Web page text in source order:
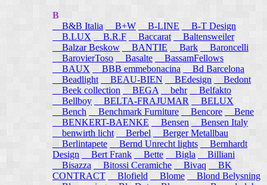
B
B&B Italia
B+W B-LINE
B-T Design
B.LUX
B.R.F Baccarat
Baltensweiler
Balzar Beskow
BANTIE Bark
Baroncelli
BarovierToso
Basalte
BassamFellows
BAUX
BBB emmebonacina
Bd Barcelona
Beadlight
BEAU-BIEN BEdesign
Bedont
Beek collection
BEGA behr
Belfakto
Bellboy
BELTA-FRAJUMAR
BELUX
Bench
Benchmark Furniture Bencore
Bene
BENKERT-BAENKE
Bensen
Bensen Italy
benwirth licht
Berbel
Berger Metallbau
Berlintapete
Bernd Unrecht lights
Bernhardt
Design
Bert Frank Bette Bigla
Billiani
Bisazza
Bitossi Ceramiche Bivaq
BK
CONTRACT
Blofield Blome Blond Belysning